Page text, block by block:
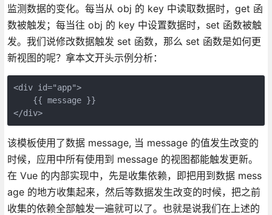
监测数据的变化。每当从 obj 的 key 中读取数据时，get 函
数被触发；每当往 obj 的 key 中设置数据时，set 函数被触
发。我们说修改数据触发 set 函数，那么 set 函数是如何更
新视图的呢？拿本文开头示例分析：
<div id="app">
    {{ message }}
</div>
该模板使用了数据 message, 当 message 的值发生改变的
时候，应用中所有使用到 message 的视图都能触发更新。
在 Vue 的内部实现中，先是收集依赖，即把用到数据 mess
age 的地方收集起来，然后等数据发生改变的时候，把之前
收集的依赖全部触发一遍就可以了。也就是说我们在上述的